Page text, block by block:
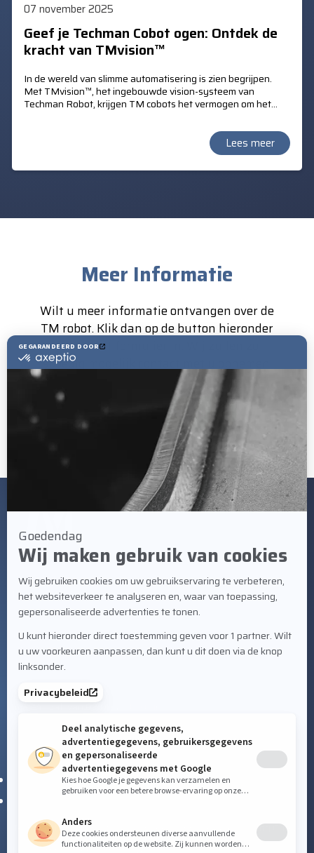
07 november 2025
Geef je Techman Cobot ogen: Ontdek de
kracht van TMvision™
In de wereld van slimme automatisering is zien begrijpen.
Met TMvision™, het ingebouwde vision-systeem van
Techman Robot, krijgen TM cobots het vermogen om het
mobiele karakter van de verplaats bare TM Cobot en de
automatische kalibratie op de nieuwe werklocatie.
Lees meer
Meer Informatie
Wilt u meer informatie ontvangen over de
TM robot. Klik dan op de button hieronder
en vul het formulier in. Wij zullen zo
spoedig mogelijk contact met u opnemen.
Neem contact op
BEZOEKADRES
Staalindustrieweg 21
NL-2952 AT Alblasserdam
CONTACT
+31 78 69 170 11
info@valkwelding.com
Tel. +31 6 54 211 811
VOLG ONS OP SOCIAL MEDIA
Techman Robot wordt gedistribueerd door deValk Welding Groep
De TM-robot is een product van